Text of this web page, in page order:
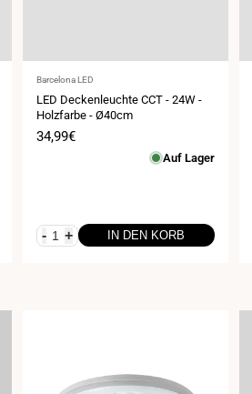
Anbieter:
Barcelona LED
LED Deckenleuchte CCT - 24W -
Holzfarbe - Ø40cm
Verkaufspreis
34,99€
Auf Lager
- + IN DEN KORB